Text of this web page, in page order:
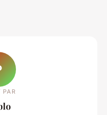
PAR